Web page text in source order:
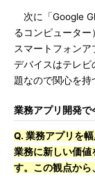
次に「Google
るコンピューター
スマートフォン
デバイスはテレビ
題なので関心を持
業務アプリ開発で
Q. 業務アプリを
業務に新しい価値
す。この観点から